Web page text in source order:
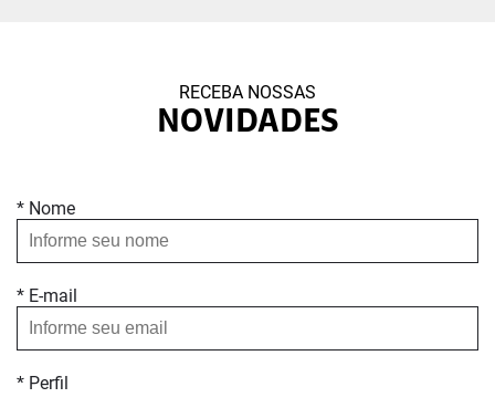
RECEBA NOSSAS
NOVIDADES
* Nome
* E-mail
* Perfil